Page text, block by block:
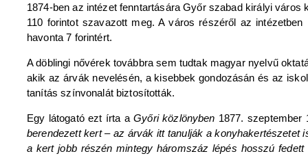
1874-ben az intézet fenntartására Győr szabad királyi
110 forintot szavazott meg. A város részéről az
havonta 7 forintért.
A döblingi nővérek továbbra sem tudtak magyar nyelvű
akik az árvák nevelésén, a kisebbek gondozásán és az
tanítás színvonalát biztosították.
Egy látogató ezt írta aGyőri közlönyben 1877. szeptember
berendezett kert – az árvák itt tanulják a konyhakertészetet
a kert jobb részén mintegy háromszáz lépés hosszú